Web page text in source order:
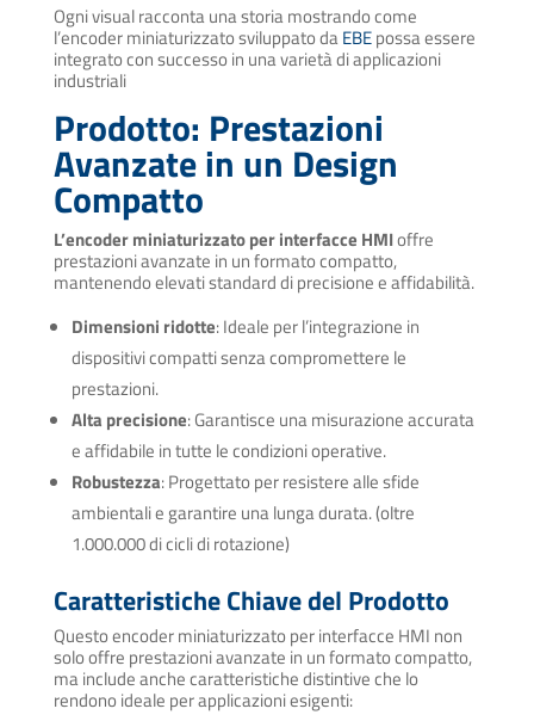
Ogni visual racconta una storia mostrando come
l’encoder miniaturizzato sviluppato daEBEpossa essere
integrato con successo in una varietà di applicazioni
industriali
Prodotto: Prestazioni
Avanzate in un Design
Compatto
L’encoder miniaturizzato per interfacce HMIoffre
prestazioni avanzate in un formato compatto,
mantenendo elevati standard di precisione e affidabilità.
Dimensioni ridotte: Ideale per l’integrazione in
dispositivi compatti senza compromettere le
prestazioni.
Alta precisione: Garantisce una misurazione accurata
e affidabile in tutte le condizioni operative.
Robustezza: Progettato per resistere alle sfide
ambientali e garantire una lunga durata. (oltre
1.000.000 di cicli di rotazione)
Caratteristiche Chiave del Prodotto
Questo encoder miniaturizzato per interfacce HMI non
solo offre prestazioni avanzate in un formato compatto,
ma include anche caratteristiche distintive che lo
rendono ideale per applicazioni esigenti: